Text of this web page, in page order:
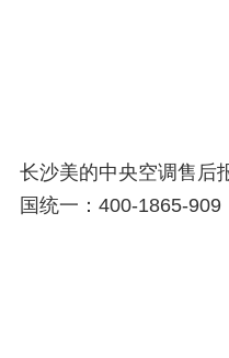
长沙美的中央空调售后
国统一：400-1865-